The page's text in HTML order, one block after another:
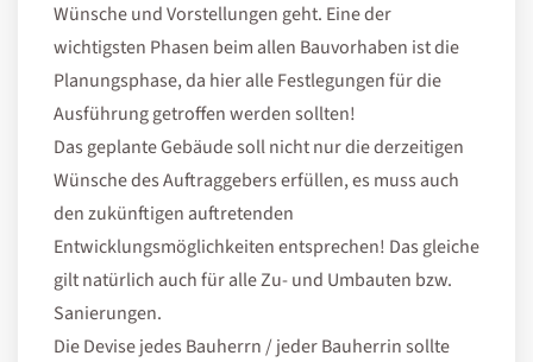
Wünsche und Vorstellungen geht. Eine der
wichtigsten Phasen beim allen Bauvorhaben ist die
Planungsphase, da hier alle Festlegungen für die
Ausführung getroffen werden sollten!
Das geplante Gebäude soll nicht nur die derzeitigen
Wünsche des Auftraggebers erfüllen, es muss auch
den zukünftigen auftretenden
Entwicklungsmöglichkeiten entsprechen! Das gleiche
gilt natürlich auch für alle Zu- und Umbauten bzw.
Sanierungen.
Die Devise jedes Bauherrn / jeder Bauherrin sollte